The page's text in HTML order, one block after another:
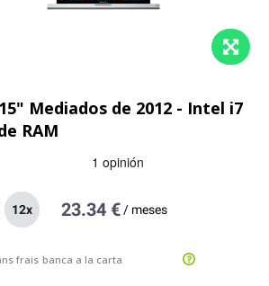
Mediados de 2012 - Intel i7
RAM
12x 23.34 € / meses
frais banca a la carta